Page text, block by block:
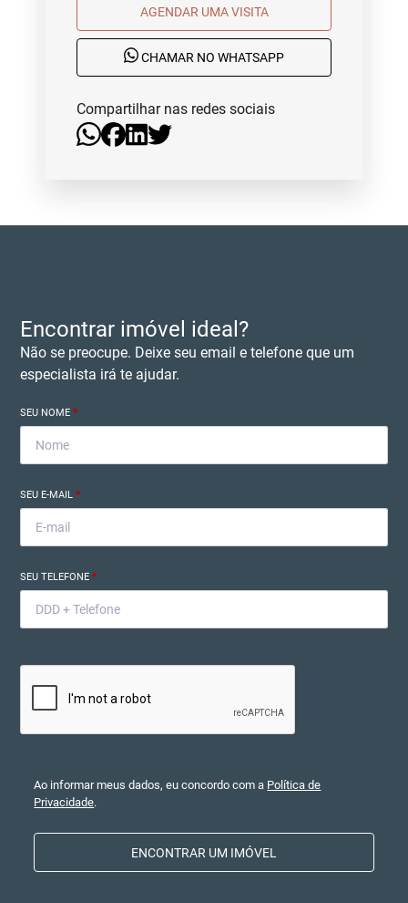
AGENDAR UMA VISITA
CHAMAR NO WHATSAPP
Compartilhar nas redes sociais
Encontrar imóvel ideal?
Não se preocupe. Deixe seu email e telefone que um
especialista irá te ajudar.
SEU NOME*
SEU E-MAIL*
SEU TELEFONE*
Ao informar meus dados, eu concordo com a Política de
Privacidade.
ENCONTRAR UM IMÓVEL